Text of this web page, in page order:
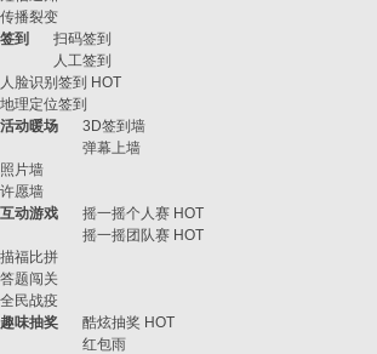
传播裂变
签到
扫码签到
人工签到
人脸识别签到 HOT
地理定位签到
活动暖场
3D签到墙
弹幕上墙
照片墙
许愿墙
互动游戏
摇一摇个人赛 HOT
摇一摇团队赛 HOT
描福比拼
答题闯关
全民战疫
趣味抽奖
酷炫抽奖 HOT
红包雨